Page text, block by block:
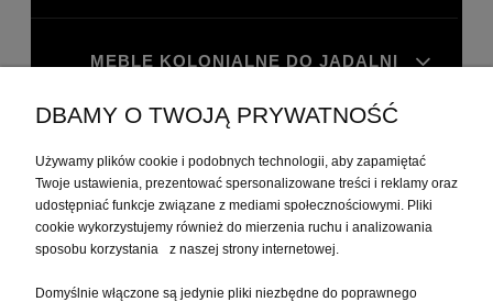
MEBLE KOLONIALNE DO JADALNI
MEBLE KOLONIALNE DO GABINETU
MOJE KONTO
DBAMY O TWOJĄ PRYWATNOŚĆ
Używamy plików cookie i podobnych technologii, aby zapamiętać
Twoje ustawienia, prezentować spersonalizowane treści i reklamy oraz
udostępniać funkcje związane z mediami społecznościowymi. Pliki
cookie wykorzystujemy również do mierzenia ruchu i analizowania
sposobu korzystania z naszej strony internetowej.
Domyślnie włączone są jedynie pliki niezbędne do poprawnego